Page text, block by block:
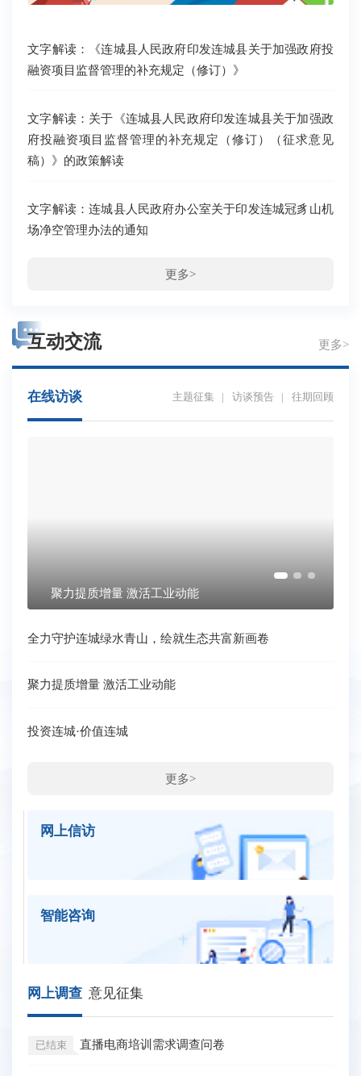
文字解读：《连城县人民政府印发连城县关于加强政府投
融资项目监督管理的补充规定（修订）》
文字解读：关于《连城县人民政府印发连城县关于加强政
府投融资项目监督管理的补充规定（修订）（征求意见
稿）》的政策解读
文字解读：连城县人民政府办公室关于印发连城冠豸山机
场净空管理办法的通知
更多>
互动交流 更多>
在线访谈 主题征集 | 访谈预告 | 往期回顾
全力守护连城绿水青山，绘就生态共富新画卷
全力守护连城绿水青山，绘就生态共富新画卷
聚力提质增量 激活工业动能
投资连城·价值连城
更多>
网上信访
智能咨询
网上调查 意见征集
已结束 直播电商培训需求调查问卷